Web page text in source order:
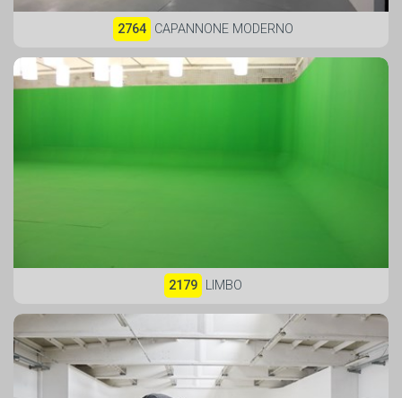
2764 CAPANNONE MODERNO
2179 LIMBO